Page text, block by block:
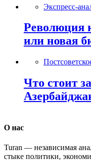
Экспресс-
Революция
или новая
Что стоит
О нас
Turan — независимая
стыке политики,